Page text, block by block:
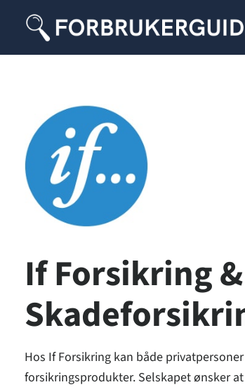
If Forsikring &
Hos If Forsikring kan både
forsikringsprodukter. Selskapet ønsker